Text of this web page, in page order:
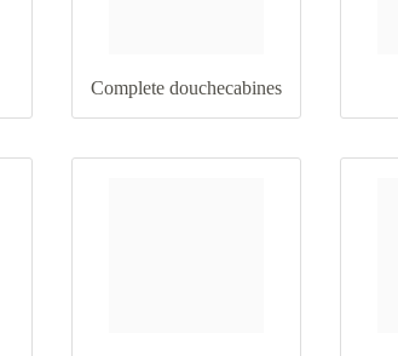
Complete douchecabines